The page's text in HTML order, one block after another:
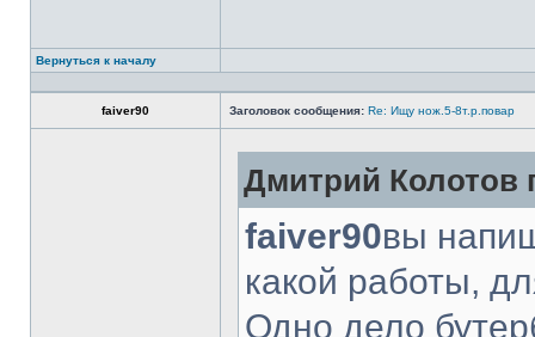
Вернуться к началу
faiver90 Заголовок сообщения: Re: Ищу нож.5-8т.р.повар
Дмитрий Колотов
faiver90вы
какой работы,
Одно дело